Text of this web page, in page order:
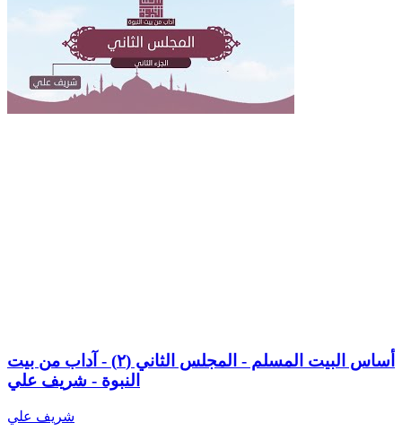
أساس البيت المسلم - المجلس الثاني (٢) - آداب من بيت
النبوة - شريف علي
شريف علي